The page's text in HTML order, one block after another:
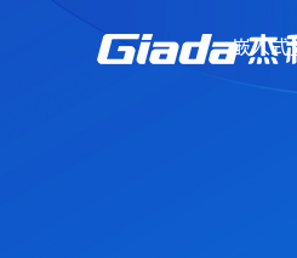
嵌入式